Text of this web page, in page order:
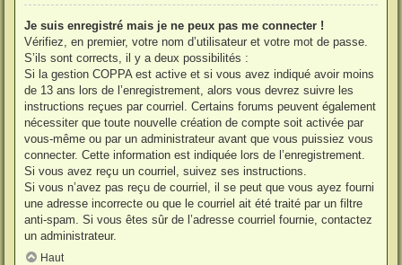
Je suis enregistré mais je ne peux pas me connecter !
Vérifiez, en premier, votre nom d’utilisateur et votre mot de passe.
S’ils sont corrects, il y a deux possibilités :
Si la gestion COPPA est active et si vous avez indiqué avoir moins
de 13 ans lors de l’enregistrement, alors vous devrez suivre les
instructions reçues par courriel. Certains forums peuvent également
nécessiter que toute nouvelle création de compte soit activée par
vous-même ou par un administrateur avant que vous puissiez vous
connecter. Cette information est indiquée lors de l’enregistrement.
Si vous avez reçu un courriel, suivez ses instructions.
Si vous n’avez pas reçu de courriel, il se peut que vous ayez fourni
une adresse incorrecte ou que le courriel ait été traité par un filtre
anti-spam. Si vous êtes sûr de l’adresse courriel fournie, contactez
un administrateur.
Haut